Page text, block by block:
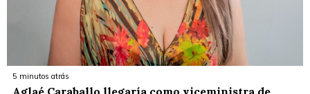
5 minutos atrás